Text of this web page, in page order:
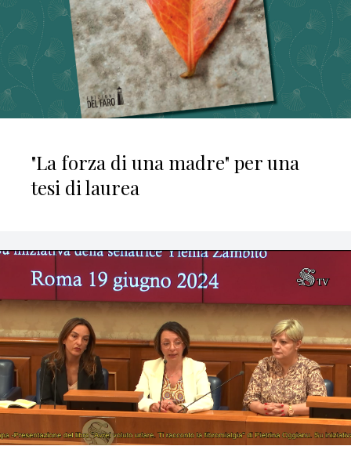
"La forza di una madre" per una
tesi di laurea